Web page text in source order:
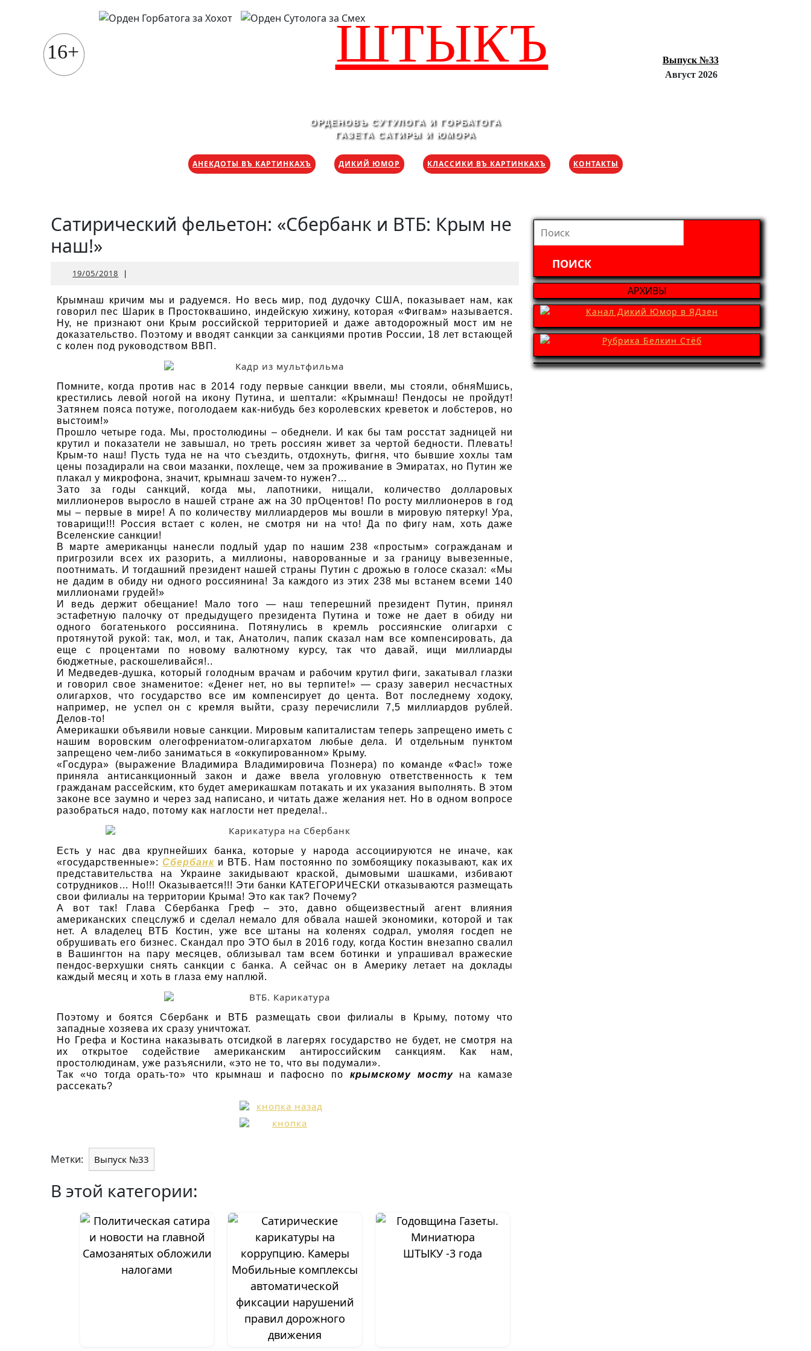
содержимому
16+ ШТЫКЪ
Выпуск №33
Август 2026
ОРДЕНОВЪ СУТУЛОГА И ГОРБАТОГА
ГАЗЕТА САТИРЫ И ЮМОРА
АНЕКДОТЫ ВЪ КАРТИНКАХЪ ДИКИЙ ЮМОР КЛАССИКИ ВЪ КАРТИНКАХЪ КОНТАКТЫ
Сатирический фельетон: «Сбербанк и ВТБ: Крым не
наш!»
19/05/2018 19/05/2018
|
Крымнаш кричим мы и радуемся. Но весь мир, под дудочку США, показывает нам, как
говорил пес Шарик в Простоквашино, индейскую хижину, которая «Фигвам» называется.
Ну, не признают они Крым российской территорией и даже автодорожный мост им не
доказательство. Поэтому и вводят санкции за санкциями против России, 18 лет встающей
с колен под руководством ВВП.
Помните, когда против нас в 2014 году первые санкции ввели, мы стояли, обняМшись,
крестились левой ногой на икону Путина, и шептали: «Крымнаш! Пендосы не пройдут!
Затянем пояса потуже, поголодаем как-нибудь без королевских креветок и лобстеров, но
выстоим!»
Прошло четыре года. Мы, простолюдины – обеднели. И как бы там росстат задницей ни
крутил и показатели не завышал, но треть россиян живет за чертой бедности. Плевать!
Крым-то наш! Пусть туда не на что съездить, отдохнуть, фигня, что бывшие хохлы там
цены позадирали на свои мазанки, похлеще, чем за проживание в Эмиратах, но Путин же
плакал у микрофона, значит, крымнаш зачем-то нужен?…
Зато за годы санкций, когда мы, лапотники, нищали, количество долларовых
миллионеров выросло в нашей стране аж на 30 прОцентов! По росту миллионеров в год
мы – первые в мире! А по количеству миллиардеров мы вошли в мировую пятерку! Ура,
товарищи!!! Россия встает с колен, не смотря ни на что! Да по фигу нам, хоть даже
Вселенские санкции!
В марте американцы нанесли подлый удар по нашим 238 «простым» согражданам и
пригрозили всех их разорить, а миллионы, наворованные и за границу вывезенные,
поотнимать. И тогдашний президент нашей страны Путин с дрожью в голосе сказал: «Мы
не дадим в обиду ни одного россиянина! За каждого из этих 238 мы встанем всеми 140
миллионами грудей!»
И ведь держит обещание! Мало того — наш теперешний президент Путин, принял
эстафетную палочку от предыдущего президента Путина и тоже не дает в обиду ни
одного богатенького россиянина. Потянулись в кремль россиянские олигархи с
протянутой рукой: так, мол, и так, Анатолич, папик сказал нам все компенсировать, да
еще с процентами по новому валютному курсу, так что давай, ищи миллиарды
бюджетные, раскошеливайся!..
И Медведев-душка, который голодным врачам и рабочим крутил фиги, закатывал глазки
и говорил свое знаменитое: «Денег нет, но вы терпите!» — сразу заверил несчастных
олигархов, что государство все им компенсирует до цента. Вот последнему ходоку,
например, не успел он с кремля выйти, сразу перечислили 7,5 миллиардов рублей.
Делов-то!
Америкашки объявили новые санкции. Мировым капиталистам теперь запрещено иметь с
нашим воровским олегофрениатом-олигархатом любые дела. И отдельным пунктом
запрещено чем-либо заниматься в «оккупированном» Крыму.
«Госдура» (выражение Владимира Владимировича Познера) по команде «Фас!» тоже
приняла антисанкционный закон и даже ввела уголовную ответственность к тем
гражданам рассейским, кто будет америкашкам потакать и их указания выполнять. В этом
законе все заумно и через зад написано, и читать даже желания нет. Но в одном вопросе
разобраться надо, потому как наглости нет предела!..
Есть у нас два крупнейших банка, которые у народа ассоциируются не иначе, как
«государственные»:Сбербанк и ВТБ. Нам постоянно по зомбоящику показывают, как их
представительства на Украине закидывают краской, дымовыми шашками, избивают
сотрудников… Но!!! Оказывается!!! Эти банки КАТЕГОРИЧЕСКИ отказываются размещать
свои филиалы на территории Крыма! Это как так? Почему?
А вот так! Глава Сбербанка Греф – это, давно общеизвестный агент влияния
американских спецслужб и сделал немало для обвала нашей экономики, которой и так
нет. А владелец ВТБ Костин, уже все штаны на коленях содрал, умоляя госдеп не
обрушивать его бизнес. Скандал про ЭТО был в 2016 году, когда Костин внезапно свалил
в Вашингтон на пару месяцев, облизывал там всем ботинки и упрашивал вражеские
пендос-верхушки снять санкции с банка. А сейчас он в Америку летает на доклады
каждый месяц и хоть в глаза ему наплюй.
Поэтому и боятся Сбербанк и ВТБ размещать свои филиалы в Крыму, потому что
западные хозяева их сразу уничтожат.
Но Грефа и Костина наказывать отсидкой в лагерях государство не будет, не смотря на
их открытое содействие американским антироссийским санкциям. Как нам,
простолюдинам, уже разъяснили, «это не то, что вы подумали».
Так «чо тогда орать-то» что крымнаш и пафосно по крымскому мостуна камазе
рассекать?
Метки: Выпуск №33
В этой категории:
Самозанятых обложили
налогами
Мобильные комплексы
автоматической
фиксации нарушений
правил дорожного
движения
ШТЫКУ -3 года
Найти:
АРХИВЫ